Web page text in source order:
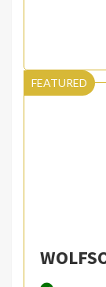
FEATURED